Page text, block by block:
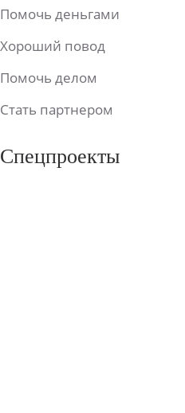
Помочь деньгами
Хороший повод
Помочь делом
Стать партнером
Спецпроекты